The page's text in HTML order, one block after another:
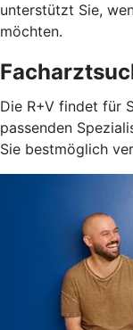
unterstützt Sie,
möchten.
Die R+V findet für
passenden
Sie bestmöglich